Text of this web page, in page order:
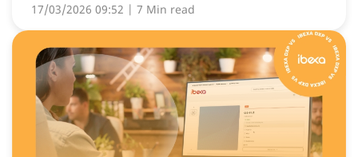
17/03/2026 09:52 | 7 Min read